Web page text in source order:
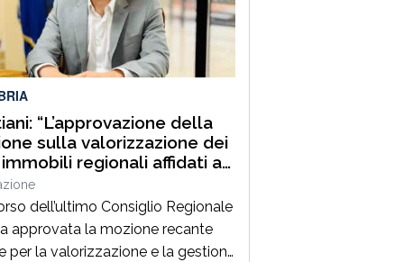
dal sottosegretario con
al Cipess Alessandro Morelli,
Piombino, Gioia […]
“L’approvazione della
sulla valorizzazione dei
regionali affidati a
risultato importante”
dell’ultimo Consiglio Regionale
approvata la mozione recante
per la valorizzazione e la gestione